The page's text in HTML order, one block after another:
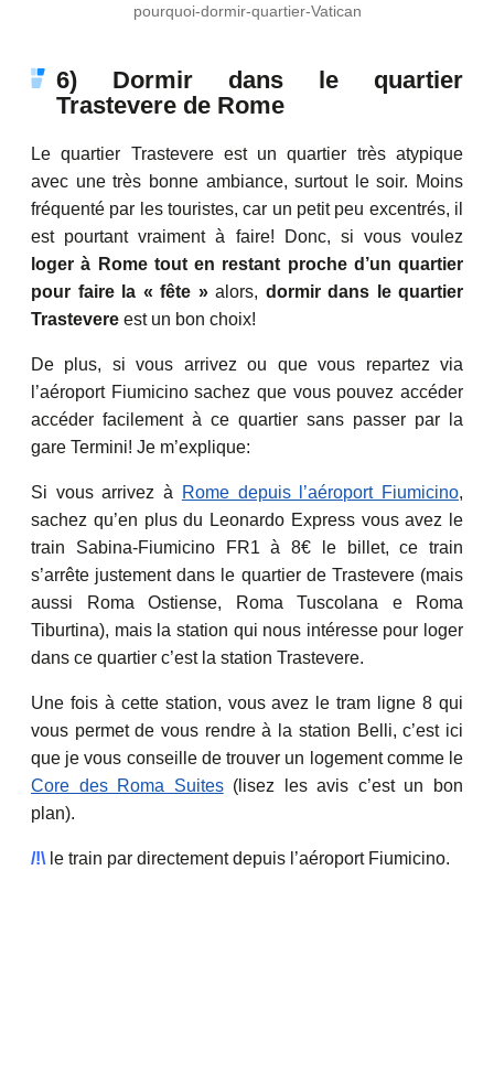
pourquoi-dormir-quartier-Vatican
6) Dormir dans le quartier
Trastevere de Rome
Le quartier Trastevere est un quartier très atypique
avec une très bonne ambiance, surtout le soir. Moins
fréquenté par les touristes, car un petit peu excentrés, il
est pourtant vraiment à faire! Donc, si vous voulez
loger à Rome tout en restant proche d’un quartier
pour faire la « fête »alors, dormir dans le quartier
Trastevere est un bon choix!
De plus, si vous arrivez ou que vous repartez via
l’aéroport Fiumicino sachez que vous pouvez accéder
accéder facilement à ce quartier sans passer par la
gare Termini! Je m’explique:
Si vous arrivez à Rome depuis l’aéroport Fiumicino,
sachez qu’en plus du Leonardo Express vous avez le
train Sabina-Fiumicino FR1 à 8€ le billet, ce train
s’arrête justement dans le quartier de Trastevere (mais
aussi Roma Ostiense, Roma Tuscolana e Roma
Tiburtina), mais la station qui nous intéresse pour loger
dans ce quartier c’est la station Trastevere.
Une fois à cette station, vous avez le tram ligne 8 qui
vous permet de vous rendre à la station Belli, c’est ici
que je vous conseille de trouver un logement comme le
Core des Roma Suites(lisez les avis c’est un bon
plan).
/!\ le train par directement depuis l’aéroport Fiumicino.